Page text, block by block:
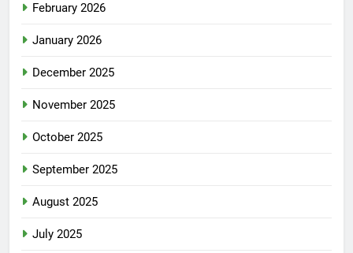
February 2026
January 2026
December 2025
November 2025
October 2025
September 2025
August 2025
July 2025